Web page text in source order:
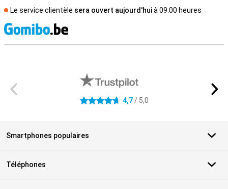
Le service clientèle sera ouvert aujourd'huià 09.00 heures
4.7 étoiles 4,7/ 5,0
Smartphones populaires
Téléphones